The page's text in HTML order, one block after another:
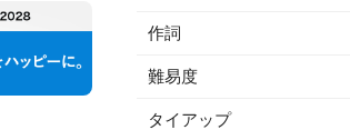
作詞
難易度
タイアップ